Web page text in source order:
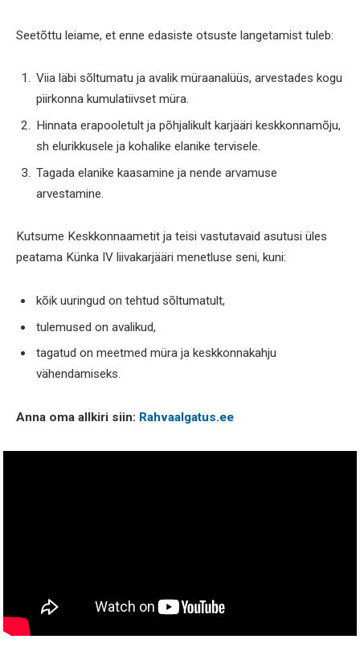
Seetõttu leiame, et enne edasiste otsuste langetamist tuleb:
Viia läbi sõltumatu ja avalik müraanalüüs, arvestades kogu
piirkonna kumulatiivset müra.
Hinnata erapooletult ja põhjalikult karjääri keskkonnamõju,
sh elurikkusele ja kohalike elanike tervisele.
Tagada elanike kaasamine ja nende arvamuse
arvestamine.
Kutsume Keskkonnaametit ja teisi vastutavaid asutusi üles
peatama Künka IV liivakarjääri menetluse seni, kuni:
kõik uuringud on tehtud sõltumatult,
tulemused on avalikud,
tagatud on meetmed müra ja keskkonnakahju
vähendamiseks.
Anna oma allkiri siin: Rahvaalgatus.ee